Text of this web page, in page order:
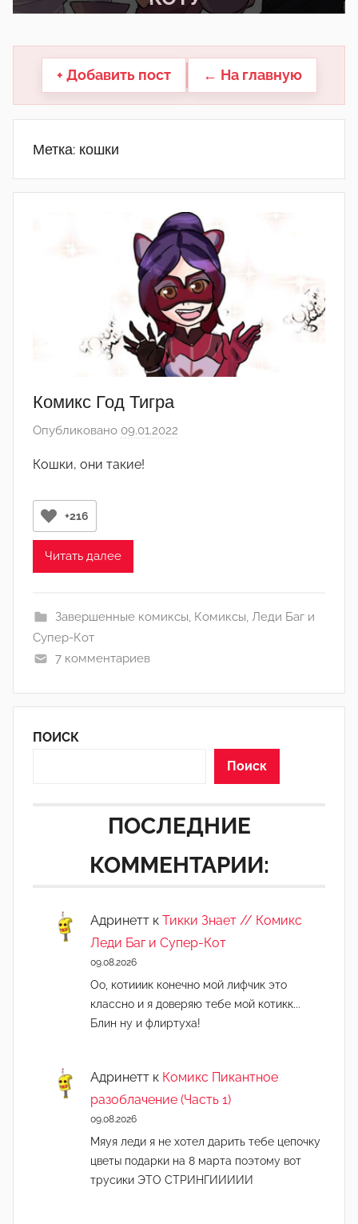
другие.
+ Добавить пост ← На главную
Метка: кошки
Комикс Год Тигра
Опубликовано 09.01.2022
н
р
а
и
н
Кошки, они такие!
+216
Читать далее
Завершенные комиксы Комиксы Леди Баг и
Супер-Кот
7 комментариев
ПОИСК
Поиск
ПОСЛЕДНИЕ
КОММЕНТАРИИ:
Адринетт к Тикки Знает // Комикс
Леди Баг и Супер-Кот
09.08.2026
Оо, котииик конечно мой лифчик это
классно и я доверяю тебе мой котикк...
Блин ну и флиртуха!
Адринетт к Комикс Пикантное
разоблачение (Часть 1)
09.08.2026
Мяуя леди я не хотел дарить тебе цепочку
цветы подарки на 8 марта поэтому вот
трусики ЭТО СТРИНГИИИИИ